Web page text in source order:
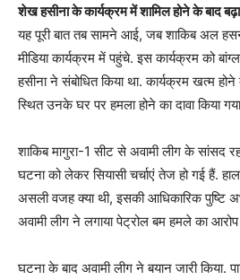
शेख हसीना के कार्यक्रम में शामिल होने के बाद बढ़ा
यह पूरी बात तब सामने आई, जब शाकिब अल
मीडिया कार्यक्रम में पहुंचे. इस कार्यक्रम को
हसीना ने संबोधित किया था. कार्यक्रम खत्म
स्थित उनके घर पर हमला होने का दावा किया
शाकिब मागुरा-1 सीट से अवामी लीग के
घटना को लेकर सियासी चर्चाएं तेज हो गई हैं.
असली वजह क्या थी, इसकी आधिकारिक पुष्टि
अवामी लीग ने लगाया पेट्रोल बम हमले का आरोप
घटना के बाद अवामी लीग ने बयान जारी किया.